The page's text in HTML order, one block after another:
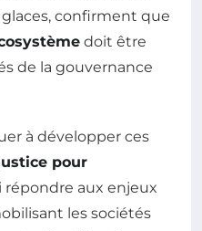
confirment que
doit être
de la gouvernance
à développer ces
pour
répondre aux enjeux
les sociétés